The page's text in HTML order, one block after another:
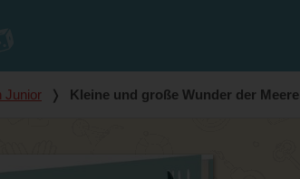
Junior ❭ Kleine und große Wunder der Meere